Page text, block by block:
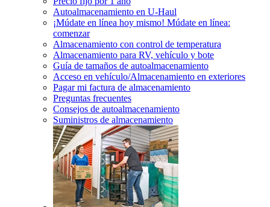
Autoalmacenamiento en U-Haul
¡Múdate en línea hoy mismo! Múdate en línea:
comenzar
Almacenamiento con control de temperatura
Almacenamiento para RV, vehículo y bote
Guía de tamaños de autoalmacenamiento
Acceso en vehículo/Almacenamiento en exteriores
Pagar mi factura de almacenamiento
Preguntas frecuentes
Consejos de autoalmacenamiento
Suministros de almacenamiento